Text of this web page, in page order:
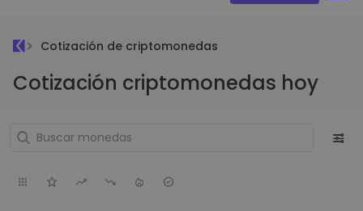
Cotización de criptomonedas
Cotización criptomonedas hoy